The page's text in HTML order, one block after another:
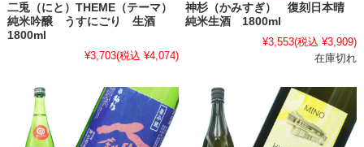
二兎（にと）THEME（テーマ）
純米吟醸 うすにごり 生酒
1800ml
¥3,703(税込 ¥4,074)
神杉（かみすぎ） 復刻日本晴
純米生酒 1800ml
¥3,553(税込 ¥3,909)
在庫切れ